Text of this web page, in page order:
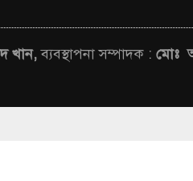
খান,ব্যবস্থাপনা সম্পাদক : মোঃ
All rights reserved © News